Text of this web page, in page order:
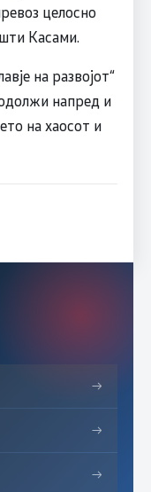
целосно
Касами.
на развојот“
напред и
на хаосот и
→
→
→